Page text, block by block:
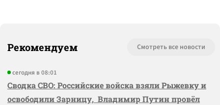
Рекомендуем Смотреть все новости
сегодня в 08:01
Сводка СВО: Российские войска взяли Рыжевку и
освободили Зарницу, Владимир Путин провёл